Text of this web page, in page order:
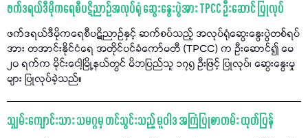
ဖက်ဒရယ်ဒီမိုကရေစီပဋိညာဉ်အလုပ်ရုံ ဆွေးနွေးပွဲအား TPCC ဦးဆောင် ပြုလုပ်
ဖက်ဒရယ်ဒီမိုကရေစီပဋိညာဉ်နှင့် ဆက်စပ်သည့် အလုပ်ရုံဆွေးနွေးပွဲတစ်ရပ်
အား တအာင်းနိုင်ငံရေ အတိုင်ပင်ခံကော်မတီ (TPCC) က ဦးဆောင်၍ မေ
၂၀ ရက်က မိုင်းငေါ့မြို့နယ်တွင် မိဘပြည်သူ ၁၇၅ ဦးဖြင့် ပြုလုပ်၊ ဆွေးနွေးမှု
များ ပြုလုပ်ခဲ့သည်။
သျှမ်းကျောင်းသား သမဂ္ဂမှ တင်သွင်းသည့် မူဝါဒ အကြံပြုစာတမ်း ထုတ်ပြန်